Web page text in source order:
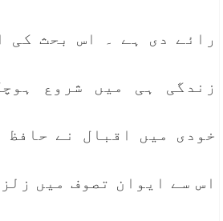
رائے دی ہے ۔ اس بحث کی
زندگی ہی میں شروع
خودی میں اقبال نے حافظ
اس سے ایوان تصوف میں